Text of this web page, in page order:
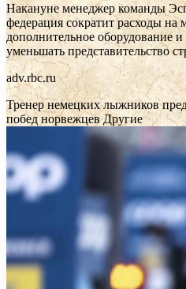
Накануне менеджер команды
федерация сократит расходы на
дополнительное оборудование
уменьшать представительство
adv.rbc.ru
Тренер немецких лыжников
побед норвежцевДругие